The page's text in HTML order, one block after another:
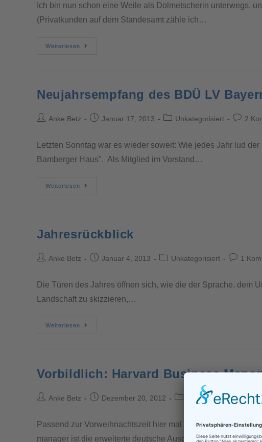
Ich bin nun schon eine Weile als Dolmetscherin unterwegs,
(Privatkunden auf dem Standesamt zähle ich…
Weiterlesen
Neujahrsempfang des BDÜ LV
Anke Betz Januar 17, 2013 Unkategorisiert 2
Letzten Sonntag war es wieder soweit: Wie jedes Jahr lud
Bamberger Haus". Als Mitglied im Vorstand…
Weiterlesen
Jahresrückblick
Anke Betz Januar 4, 2013 Unkategorisiert 1
Die Türen des Jahres öffnen sich, wie die der Sprache, dem
Landschaft zu skizzieren,…
Weiterlesen
Vorbildlich: Harvard Business
Anke Betz Dezember 20, 2012 Unkategorisiert 0
Passend zur Vorweihnachtszeit hier mal eine gute Nachricht
manager ist die erweiterte deutsche Ausgabe der…